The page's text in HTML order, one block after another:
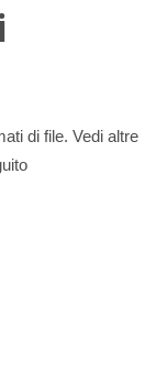
di file. Vedi altre